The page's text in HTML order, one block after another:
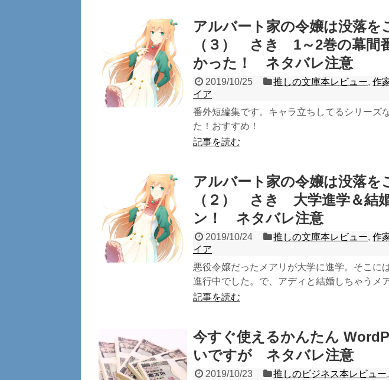
アルバート家の令嬢は没落を
（３） さき 1～2巻の幕間
かった！ ネタバレ注意
2019/10/25 推しの文庫本レビュー,作
イア
番外短編集です。キャラ立ちしてるシリーズ
た！おすすめ！
記事を読む
アルバート家の令嬢は没落を
（２） さき 大学進学＆結
ン！ ネタバレ注意
2019/10/24 推しの文庫本レビュー,作
イア
悪役令嬢だったメアリが大学に進学。そこに
進行中でした。で、アディと結婚しちゃうメ
記事を読む
今すぐ使えるかんたん
いですが ネタバレ注意
2019/10/23 推しのビジネス本レビュー